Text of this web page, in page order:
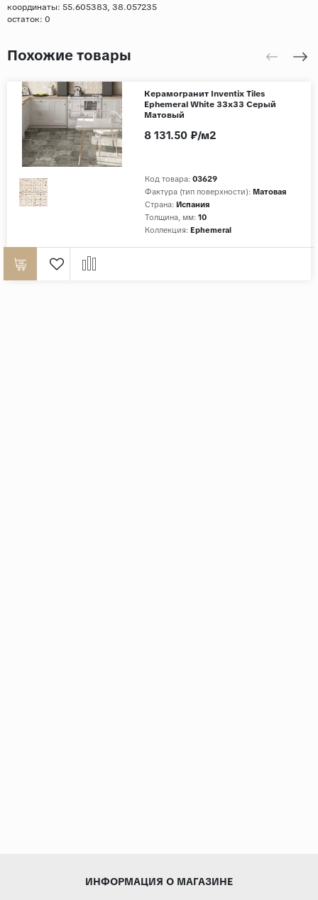
координаты: 55.605383, 38.057235
остаток: 0
Похожие товары
Керамогранит Inventix Tiles
Ephemeral White 33x33 Серый
Матовый
Код товара: 03629
Фактура (тип поверхности): Матовая
Страна: Испания
Толщина, мм: 10
Коллекция: Ephemeral
8 131.50 ₽/м2
ИНФОРМАЦИЯ О МАГАЗИНЕ